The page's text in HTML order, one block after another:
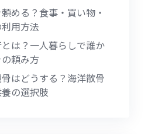
める？食事・買い物・
用方法
は？一人暮らしで誰か
頼み方
はどうする？海洋散骨
の選択肢